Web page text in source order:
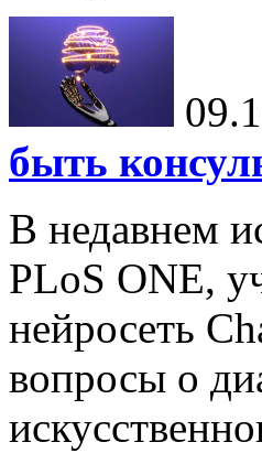
быть
В недавнем
PLoS ONE,
нейросеть
вопросы о